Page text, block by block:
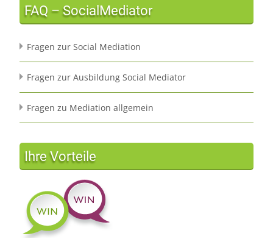
FAQ – SocialMediator
Fragen zur Social Mediation
Fragen zur Ausbildung Social Mediator
Fragen zu Mediation allgemein
Ihre Vorteile